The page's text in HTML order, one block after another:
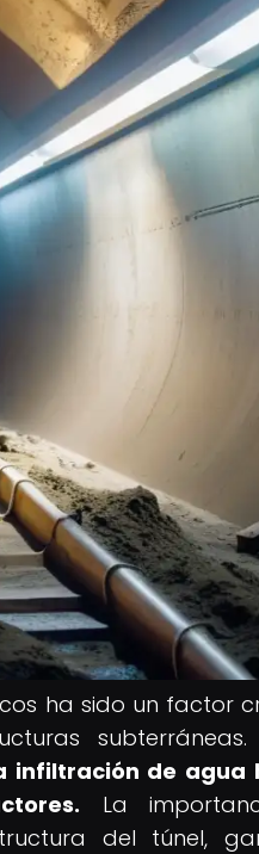
ha sido un factor
subterráneas.
infiltración de agua
La
del túnel,